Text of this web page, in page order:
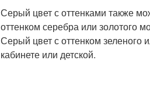
Серый цвет с оттенками также
оттенком серебра или золотого
Серый цвет с оттенком
кабинете или детской.